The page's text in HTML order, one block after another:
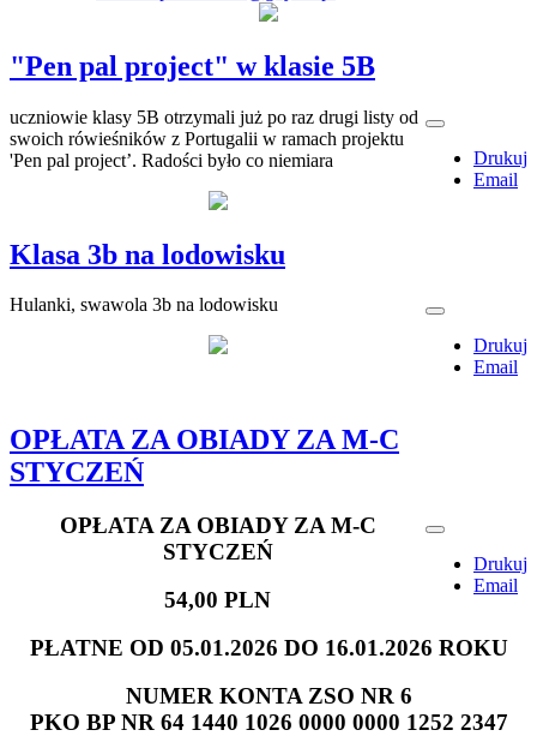
"Pen pal project" w klasie 5B
Drukuj
Email
uczniowie klasy 5B otrzymali już po raz drugi listy od
swoich rówieśników z Portugalii w ramach projektu
'Pen pal project’. Radości było co niemiara
Klasa 3b na lodowisku
Drukuj
Email
Hulanki, swawola 3b na lodowisku
OPŁATA ZA OBIADY ZA M-C
STYCZEŃ
Drukuj
Email
OPŁATA ZA OBIADY ZA M-C
STYCZEŃ
54,00 PLN
PŁATNE OD 05.01.2026 DO 16.01.2026 ROKU
NUMER KONTA ZSO NR 6
PKO BP NR 64 1440 1026 0000 0000 1252 2347